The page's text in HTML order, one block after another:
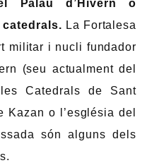
Palau d’Hivern o
La Fortalesa
militar i nucli fundador
(seu actualment del
Catedrals de Sant
Kazan o l’església del
són alguns dels